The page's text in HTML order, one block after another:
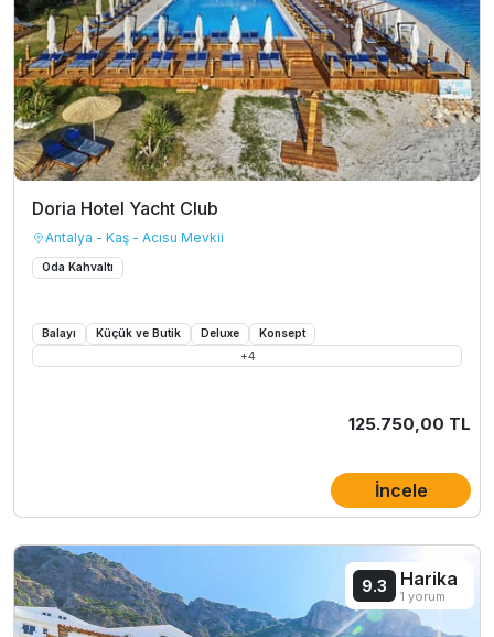
Doria Hotel Yacht Club
Antalya - Kaş - Acısu Mevkii
Oda Kahvaltı
Balayı Küçük ve Butik Deluxe
Konsept
+4
125.750,00 TL
İncele
9.3 Harika
1 yorum